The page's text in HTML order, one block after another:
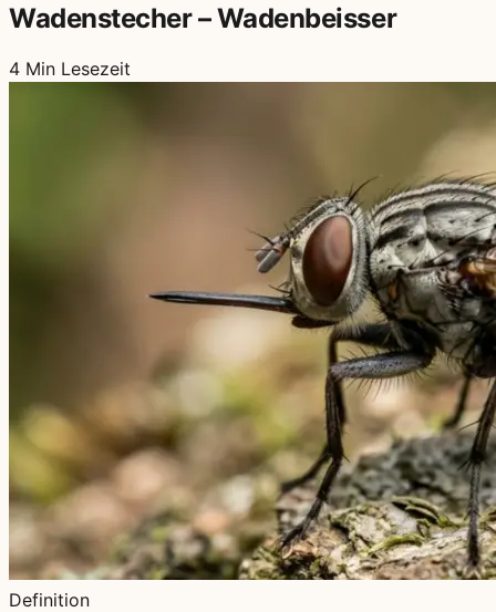
Wadenstecher – Wadenbeisser
4 Min Lesezeit
Definition